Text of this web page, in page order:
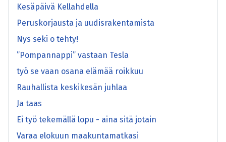
Kesäpäivä Kellahdella
Peruskorjausta ja uudisrakentamista
Nys seki o tehty!
”Pompannappi” vastaan Tesla
työ se vaan osana elämää roikkuu
Rauhallista keskikesän juhlaa
Ja taas
Ei työ tekemällä lopu - aina sitä jotain
Varaa elokuun maakuntamatkasi